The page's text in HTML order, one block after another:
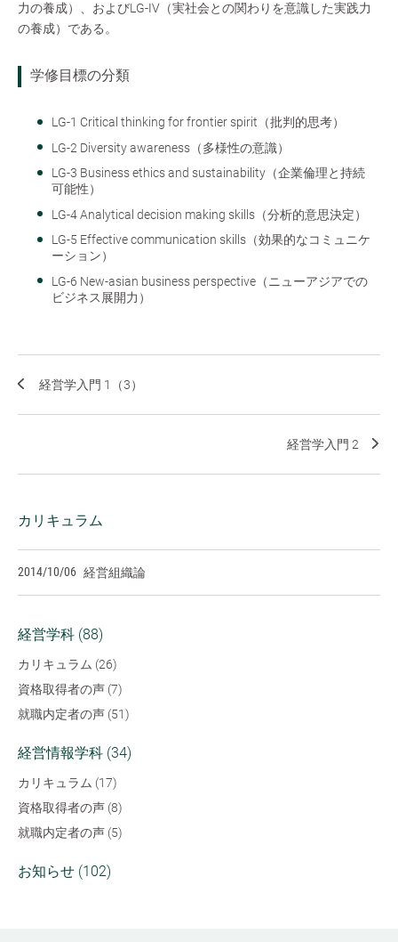
力の養成）、およびLG-Ⅳ（実社会との関わりを意識した実践力
の養成）である。
学修目標の分類
LG-1 Critical thinking for frontier spirit（批判的思考）
LG-2 Diversity awareness（多様性の意識）
LG-3 Business ethics and sustainability（企業倫理と持続
可能性）
LG-4 Analytical decision making skills（分析的意思決定）
LG-5 Effective communication skills（効果的なコミュニケ
ーション）
LG-6 New-asian business perspective（ニューアジアでの
ビジネス展開力）
経営学入門 1（3）
経営学入門 2
カリキュラム
2014/10/06 経営組織論
経営学科 (88)
カリキュラム (26)
資格取得者の声 (7)
就職内定者の声 (51)
経営情報学科 (34)
カリキュラム (17)
資格取得者の声 (8)
就職内定者の声 (5)
お知らせ (102)